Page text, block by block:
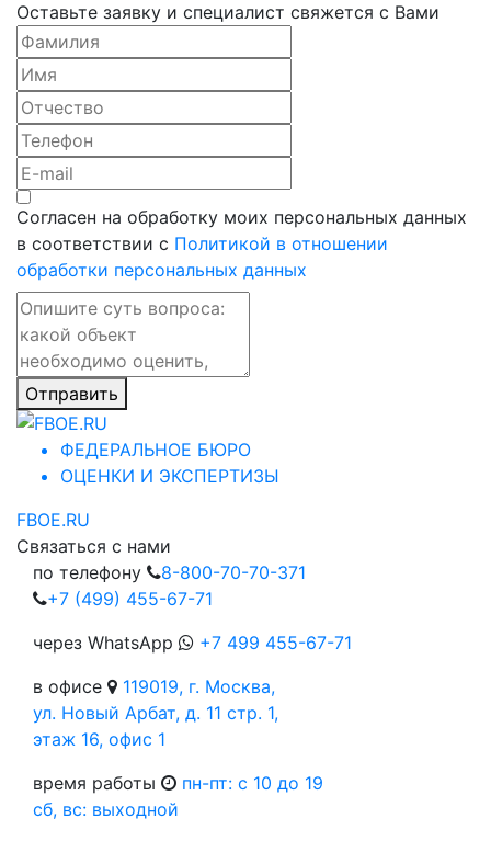
Оставьте заявку и специалист свяжется с Вами
Согласен на обработку моих персональных данных
в соответствии с Политикой в отношении
обработки персональных данных
Отправить
ФЕДЕРАЛЬНОЕ БЮРО
ОЦЕНКИ И ЭКСПЕРТИЗЫ
FBOE.RU
Связаться с нами
по телефону
8-800-70-70-371
+7 (499) 455-67-71
через WhatsApp
+7 499 455-67-71
в офисе
119019, г. Москва,
ул. Новый Арбат, д. 11 стр. 1,
этаж 16, офис 1
время работы
пн-пт: c 10 до 19
сб, вс: выходной